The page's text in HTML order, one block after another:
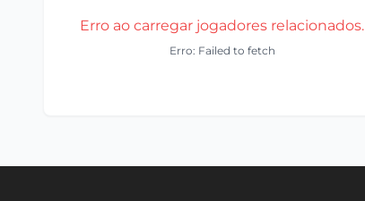
Erro ao carregar jogadores relacionados.
Erro: Failed to fetch